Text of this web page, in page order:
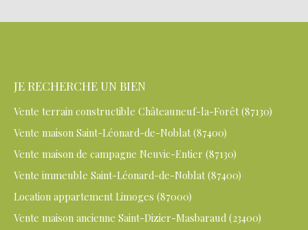
JE RECHERCHE UN BIEN
Vente terrain constructible Châteauneuf-la-Forêt (87130)
Vente maison Saint-Léonard-de-Noblat (87400)
Vente maison de campagne Neuvic-Entier (87130)
Vente immeuble Saint-Léonard-de-Noblat (87400)
Location appartement Limoges (87000)
Vente maison ancienne Saint-Dizier-Masbaraud (23400)